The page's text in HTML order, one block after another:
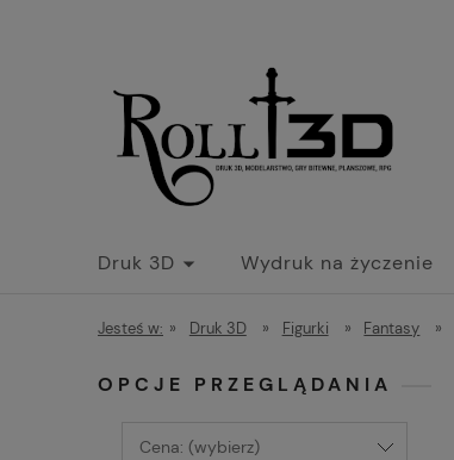
Druk 3D Wydruk na życzenie
Jesteś w: » Druk 3D » Figurki » Fantasy »
OPCJE PRZEGLĄDANIA
Cena: (wybierz)